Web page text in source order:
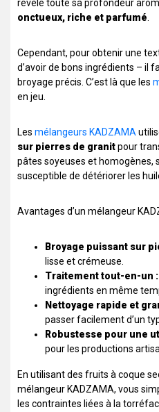
révèle toute sa profondeur
onctueux, riche et parfumé
Cependant, pour obtenir une
d’avoir de bons ingrédients – il
broyage précis. C’est là que les
en jeu.
Les mélangeurs KADZAMA
sur pierres de granitpour
pâtes soyeuses et homogènes,
susceptible de détériorer les
Avantages d’un mélangeur
Broyage puissant sur
lisse et crémeuse.
Traitement tout-en-un :
ingrédients en même
Nettoyage rapide et
passer facilement d’un
Robustesse pour une
pour les productions
En utilisant des fruits à coque
mélangeur KADZAMA, vous
les contraintes liées à la